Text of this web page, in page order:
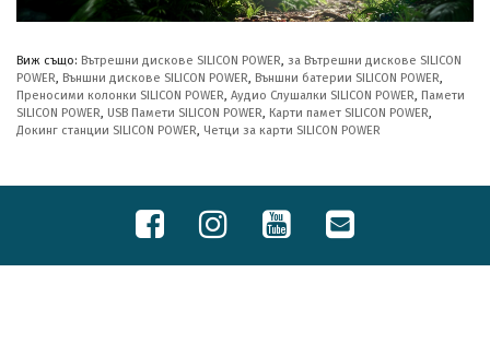
Виж също: Вътрешни дискове SILICON POWER, за Вътрешни дискове SILICON
POWER, Външни дискове SILICON POWER, Външни батерии SILICON POWER,
Преносими колонки SILICON POWER, Аудио Слушалки SILICON POWER, Памети
SILICON POWER, USB Памети SILICON POWER, Карти памет SILICON POWER,
Докинг станции SILICON POWER, Четци за карти SILICON POWER